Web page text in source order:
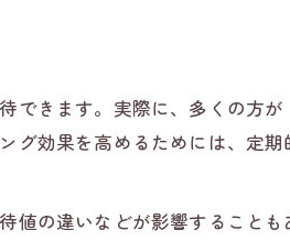
できます。実際に、多くの方が
グ効果を高めるためには、定期
の違いなどが影響することも